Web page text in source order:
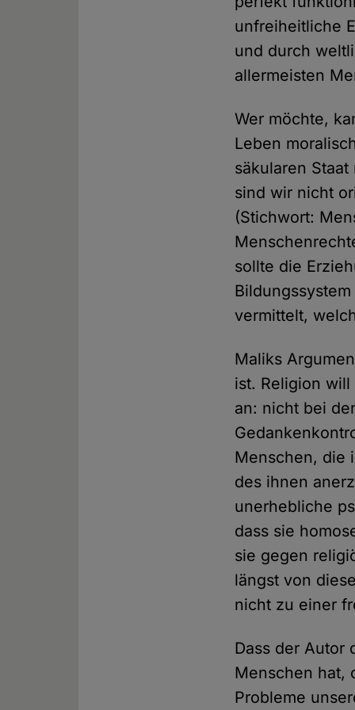
unfreiheitliche
und durch
allermeisten
Wer möchte,
Leben
säkularen
sind wir nicht
(Stichwort:
sollte die
vermittelt,
Maliks
ist. Religion
an: nicht bei
Menschen, die
des ihnen
unerhebliche
dass sie
sie gegen
längst von
nicht zu einer
Dass der Autor
Menschen hat,
Probleme